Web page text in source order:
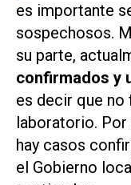
es importante
sospechosos.
su parte,
confirmados y
es decir que
laboratorio.
hay casos
el Gobierno